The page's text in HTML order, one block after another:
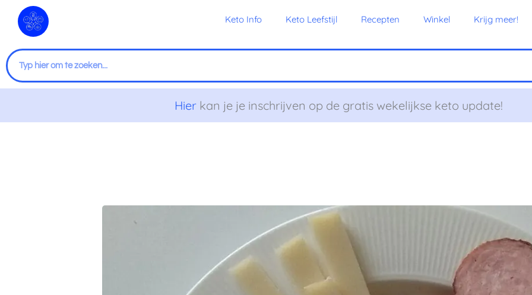
naar
inhoud
Keto Info Keto Leefstijl Recepten Winkel Krijg meer!
Zoeken
Hierkan je je inschrijven op de gratis wekelijkse keto update!